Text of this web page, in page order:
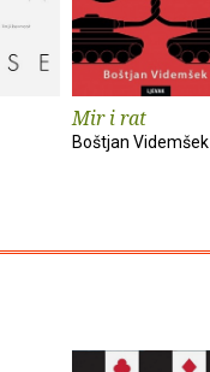
Mir i rat
Boštjan Videmšek